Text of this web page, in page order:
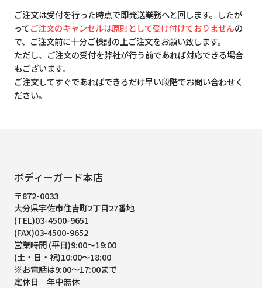
ご注文は受付を行った時点で即発送業務へと回します。したが
ってご注文のキャンセルは原則として受け付けておりませんの
で、ご注文前に十分ご検討の上ご注文をお願い致します。
ただし、ご注文の受付を弊社が行う前であれば対応できる場合
もございます。
ご注文してすぐであればできるだけ早い段階でお問い合わせく
ださい。
ボディーガード本店
〒872-0033
大分県宇佐市住吉町2丁目27番地
(TEL)03-4500-9651
(FAX)03-4500-9652
営業時間 (平日)9:00～19:00
(土・日・祝)10:00～18:00
※お電話は9:00～17:00まで
定休日 年中無休